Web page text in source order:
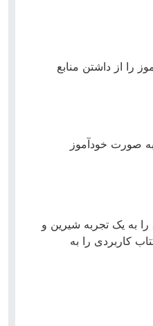
را از داشتن منابع
صورت خودآموز
به یک تجربه شیرین و
کاربردی را به